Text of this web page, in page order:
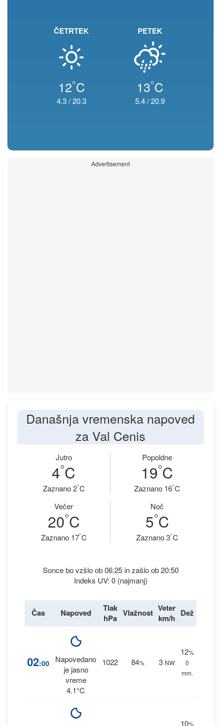
ČETRTEK
12°C
4.3/20.3
PETEK
13°C
5.4/20.9
Advertisement
Današnja vremenska napoved
za Val Cenis
Jutro
4°C
Zaznano 2°C
Popoldne
19°C
Zaznano 16°C
Večer
20°C
Zaznano 17°C
Noč
5°C
Zaznano 3°C
Sonce bo vzšlo ob 06:25 in zašlo ob 20:50
Indeks UV: 0 (najmanj)
Čas Napoved
Tlak
hPa Vlažnost Veter
km/h Dež
02:00
Napovedano
je jasno
vreme
4.1°C
1022 84% 3 NW
12%
0
mm.
10%